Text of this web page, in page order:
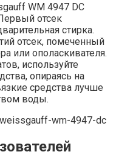
WM 4947 DC
отсек
стирка.
отсек, помеченный
или ополаскивателя.
используйте
опираясь на
средства лучше
воды.